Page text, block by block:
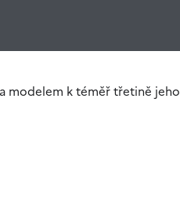
modelem k téměř třetině jeho